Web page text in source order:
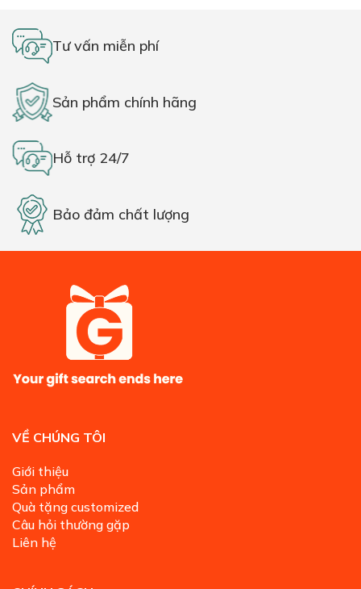
Tư vấn miễn phí
Sản phẩm chính hãng
Hỗ trợ 24/7
Bảo đảm chất lượng
VỀ CHÚNG TÔI
Giới thiệu
Sản phẩm
Quà tặng customized
Câu hỏi thường gặp
Liên hệ